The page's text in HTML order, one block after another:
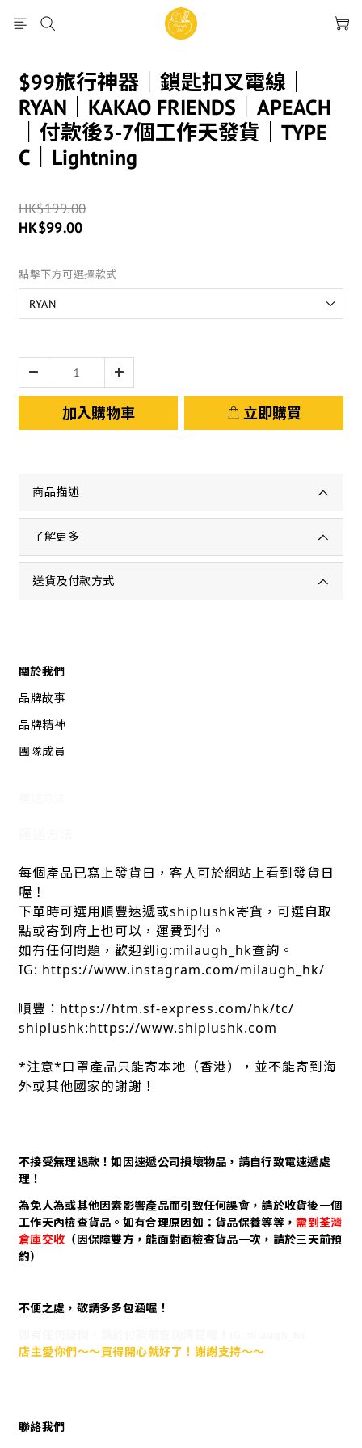
$99旅行神器｜鎖匙扣叉電線｜
RYAN｜KAKAO FRIENDS｜APEACH
｜付款後3-7個工作天發貨｜TYPE
C｜Lightning
HK$199.00
HK$99.00
點擊下方可選擇款式
加入購物車 立即購買
商品描述
了解更多
送貨及付款方式
關於我們
品牌故事
品牌精神
團隊成員
每個產品已寫上發貨日，客人可於網站上看到發貨日
喔！
下單時可選用順豐速遞或shiplushk寄貨，可選自取
點或寄到府上也可以，運費到付。
如有任何問題，歡迎到ig:milaugh_hk查詢。
IG: https://www.instagram.com/milaugh_hk/
順豐：https://htm.sf-express.com/hk/tc/
shiplushk:https://www.shiplushk.com
*注意*口罩產品只能寄本地（香港），並不能寄到海
外或其他國家的謝謝！
不接受無理退款！如因速遞公司損壞物品，請自行致電速遞處
理！
為免人為或其他因素影響產品而引致任何誤會，請於收貨後一個
工作天內檢查貨品。如有合理原因如：貨品保養等等，需到荃灣
倉庫交收 （因保障雙方，能面對面檢查貨品一次，請於三天前預
約）
不便之處，敬請多多包涵喔！
店主愛你們～～買得開心就好了！謝謝支持～～
聯絡我們